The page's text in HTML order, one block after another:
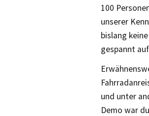
100
unserer
bislang
gespannt
und unter
Demo war